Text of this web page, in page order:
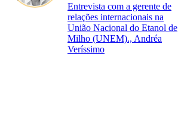
Entrevista com a gerente de
relações internacionais na
União Nacional do Etanol de
Milho (UNEM)., Andréa
Veríssimo